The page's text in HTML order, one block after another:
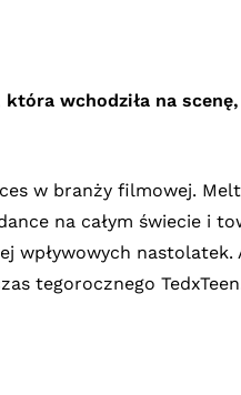
wchodziła na
w branży filmowej.
na całym świecie i
wpływowych nastolatek.
tegorocznego